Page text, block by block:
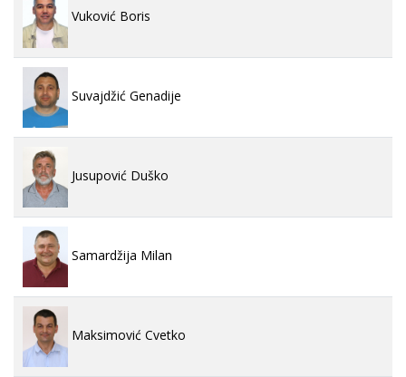
Vuković Boris
Suvajdžić Genadije
Jusupović Duško
Samardžija Milan
Maksimović Cvetko